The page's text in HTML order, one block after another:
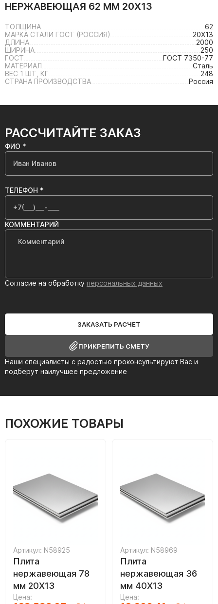
НЕРЖАВЕЮЩАЯ 62 ММ 20Х13
ТОЛЩИНА
62
МАРКА СТАЛИ ГОСТ (РОССИЯ)
20Х13
ДЛИНА
2000
ШИРИНА
250
ГОСТ
ГОСТ 7350-77
МАТЕРИАЛ
Сталь
ВЕС 1 ШТ, КГ
248
СТРАНА ПРОИЗВОДСТВА
Россия
РАССЧИТАЙТЕ ЗАКАЗ
Наши специалисты с радостью проконсультируют Вас и
подберут наилучшее предложение
ФИО *
ТЕЛЕФОН *
КОММЕНТАРИЙ
Согласие на обработку персональных данных
ЗАКАЗАТЬ РАСЧЕТ
ПРИКРЕПИТЬ СМЕТУ
ПОХОЖИЕ ТОВАРЫ
Артикул: N58925
Плита
нержавеющая 78
мм 20Х13
Цена:
Артикул: N58969
Плита
нержавеющая 36
мм 40Х13
Цена: